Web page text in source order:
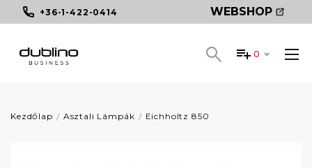
+36-1-422-0414 WEBSHOP
0
Kezdőlap Asztali Lámpák Eichholtz 850